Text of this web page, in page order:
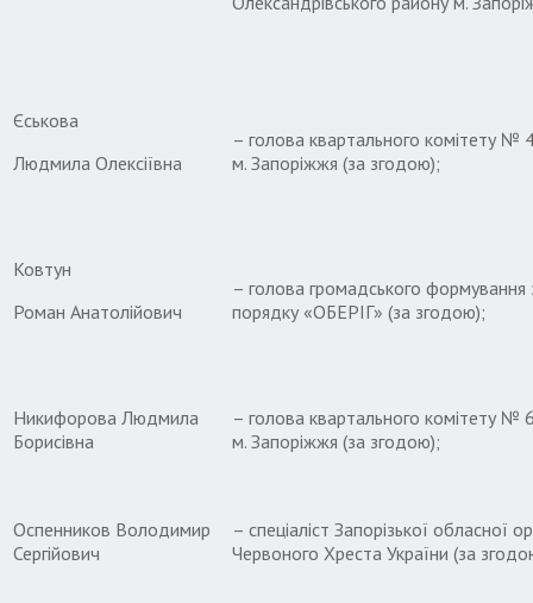
Єськова
Людмила Олексіївна
– голова квартального комітету №
м. Запоріжжя (за згодою);
Ковтун
Роман Анатолійович
– голова громадського
порядку «ОБЕРІГ» (за згодою);
Никифорова Людмила
Борисівна
– голова квартального комітету №
м. Запоріжжя (за згодою);
Оспенников Володимир
Сергійович
– спеціаліст Запорізької обласної
Червоного Хреста України (за